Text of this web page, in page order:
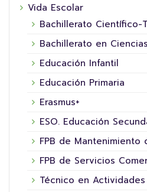
Vida Escolar
Bachillerato Científico-
Bachillerato en
Educación Infantil
Educación Primaria
Erasmus+
ESO. Educación
FPB de Mantenimiento
FPB de Servicios
Técnico en